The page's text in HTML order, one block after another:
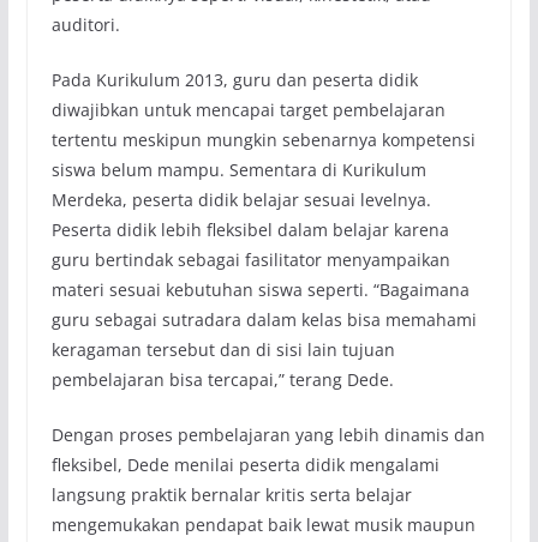
auditori.
Pada Kurikulum 2013, guru dan peserta didik
diwajibkan untuk mencapai target pembelajaran
tertentu meskipun mungkin sebenarnya kompetensi
siswa belum mampu. Sementara di Kurikulum
Merdeka, peserta didik belajar sesuai levelnya.
Peserta didik lebih fleksibel dalam belajar karena
guru bertindak sebagai fasilitator menyampaikan
materi sesuai kebutuhan siswa seperti. “Bagaimana
guru sebagai sutradara dalam kelas bisa memahami
keragaman tersebut dan di sisi lain tujuan
pembelajaran bisa tercapai,” terang Dede.
Dengan proses pembelajaran yang lebih dinamis dan
fleksibel, Dede menilai peserta didik mengalami
langsung praktik bernalar kritis serta belajar
mengemukakan pendapat baik lewat musik maupun